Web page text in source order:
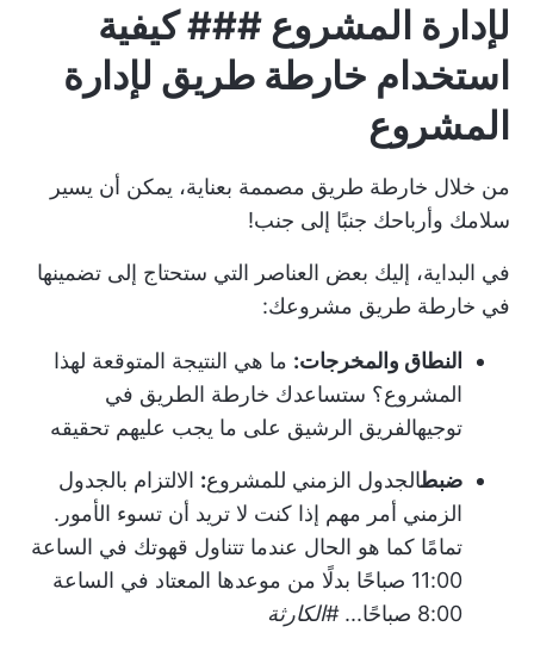
لإدارة المشروع ### كيفية
استخدام خارطة طريق لإدارة
المشروع
من خلال خارطة طريق مصممة بعناية، يمكن أن يسير
سلامك وأرباحك جنبًا إلى جنب!
في البداية، إليك بعض العناصر التي ستحتاج إلى تضمينها
في خارطة طريق مشروعك:
النطاق والمخرجات: ما هي النتيجة المتوقعة لهذا
المشروع؟ ستساعدك خارطة الطريق في
توجيهالفريق الرشيق على ما يجب عليهم تحقيقه
ضبطالجدول الزمني للمشروع: الالتزام بالجدول
الزمني أمر مهم إذا كنت لا تريد أن تسوء الأمور.
تمامًا كما هو الحال عندما تتناول قهوتك في الساعة
11:00 صباحًا بدلًا من موعدها المعتاد في الساعة
8:00 صباحًا...
#الكارثة